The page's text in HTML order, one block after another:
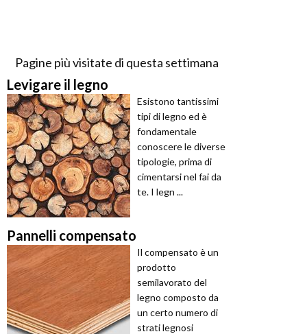
Pagine più visitate di questa settimana
Levigare il legno
Esistono tantissimi
tipi di legno ed è
fondamentale
conoscere le diverse
tipologie, prima di
cimentarsi nel fai da
te. I legn ...
Pannelli compensato
Il compensato è un
prodotto
semilavorato del
legno composto da
un certo numero di
strati legnosi